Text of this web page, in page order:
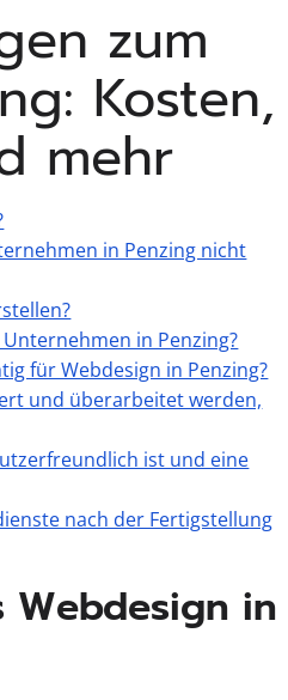
zum
Kosten,
mehr
in Penzing nicht
in Penzing?
für Webdesign in Penzing?
und überarbeitet werden,
ist und eine
nach der Fertigstellung
Webdesign in